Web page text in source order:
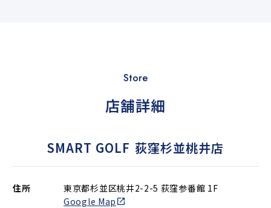
Store
店舗詳細
SMART GOLF 荻窪杉並桃井店
住所
東京都杉並区桃井2-2-5 荻窪参番館 1F
Google Map